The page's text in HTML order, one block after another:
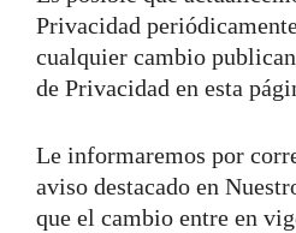
Privacidad
cualquier cambio
de Privacidad en esta
Le informaremos por
aviso destacado en
que el cambio entre en